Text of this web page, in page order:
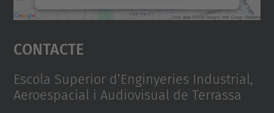
Accepta
powered by
Contacte
Escola Superior d’Enginyeries Industrial,
Aeroespacial i Audiovisual de Terrassa